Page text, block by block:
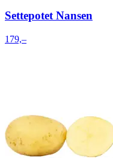
Settepotet Nansen
179,–